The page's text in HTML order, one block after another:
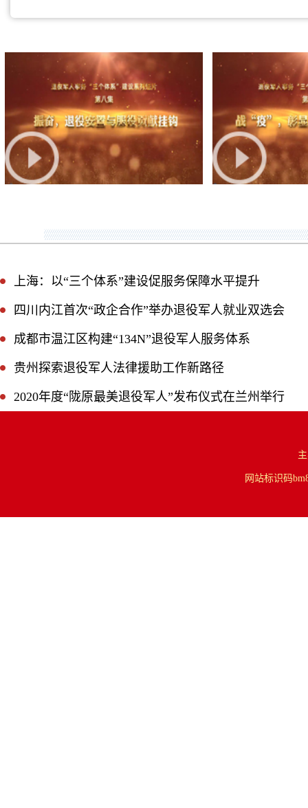
上海：以“三个体系”建设促服务保障水平提升
四川内江首次“政企合作”举办退役军人就业双选会
成都市温江区构建“134N”退役军人服务体系
贵州探索退役军人法律援助工作新路径
2020年度“陇原最美退役军人”发布仪式在兰州举行
网站标识码